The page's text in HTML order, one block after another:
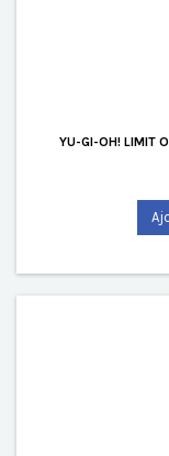
YU-GI-OH! LIMIT